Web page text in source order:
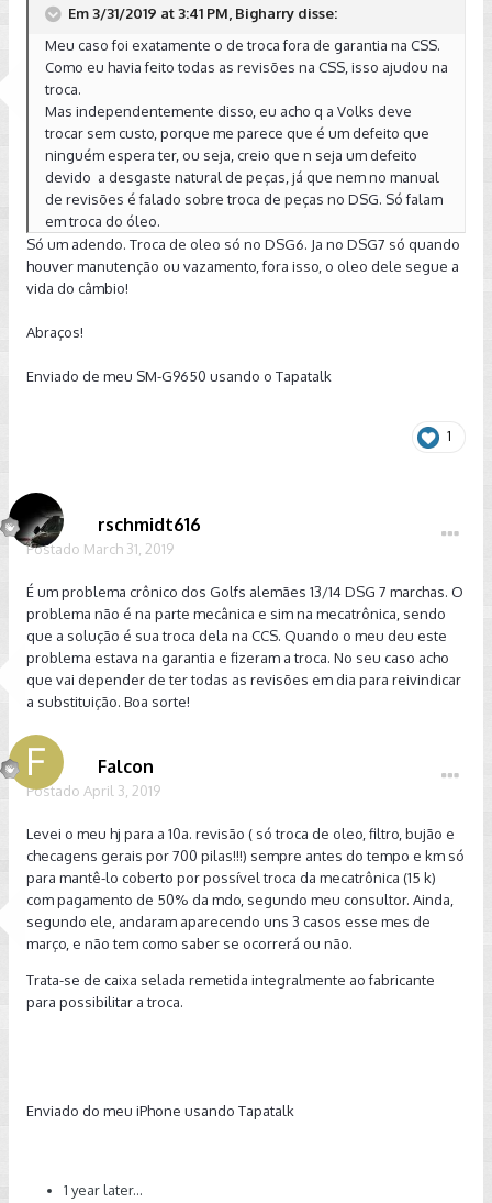
Em 3/31/2019 at 3:41 PM, Bigharry disse:
Meu caso foi exatamente o de troca fora de garantia na CSS.
Como eu havia feito todas as revisões na CSS, isso ajudou na
troca.
Mas independentemente disso, eu acho q a Volks deve
trocar sem custo, porque me parece que é um defeito que
ninguém espera ter, ou seja, creio que n seja um defeito
devido a desgaste natural de peças, já que nem no manual
de revisões é falado sobre troca de peças no DSG. Só falam
em troca do óleo.
Só um adendo. Troca de oleo só no DSG6. Ja no DSG7 só quando
houver manutenção ou vazamento, fora isso, o oleo dele segue a
vida do câmbio!
Abraços!
Enviado de meu SM-G9650 usando o Tapatalk
1
rschmidt616
Postado March 31, 2019
É um problema crônico dos Golfs alemães 13/14 DSG 7 marchas. O
problema não é na parte mecânica e sim na mecatrônica, sendo
que a solução é sua troca dela na CCS. Quando o meu deu este
problema estava na garantia e fizeram a troca. No seu caso acho
que vai depender de ter todas as revisões em dia para reivindicar
a substituição. Boa sorte!
Falcon
Postado April 3, 2019
Levei o meu hj para a 10a. revisão ( só troca de oleo, filtro, bujão e
checagens gerais por 700 pilas!!!) sempre antes do tempo e km só
para mantê-lo coberto por possível troca da mecatrônica (15 k)
com pagamento de 50% da mdo, segundo meu consultor. Ainda,
segundo ele, andaram aparecendo uns 3 casos esse mes de
março, e não tem como saber se ocorrerá ou não.
Trata-se de caixa selada remetida integralmente ao fabricante
para possibilitar a troca.
Enviado do meu iPhone usando Tapatalk
1 year later...